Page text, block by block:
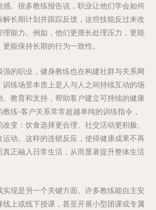
感。很多教练报告说，职业让他们学会如何
长期计划并跟踪反馈，这些技能反过来改
理能力。例如，他们更擅长处理压力，更能
能保持长期的行为一致性。
的职业，健身教练也在构建社群与关系网
练场景本质上是人与人之间持续互动的场
教育和支持，帮助客户建立可持续的健康
练-客户关系常常超越单纯的训练指令，
变：饮食选择更合理、社交活动更积极、
运动。这样的连锁反应，使得健康成果不再
真正融入日常生活，从而显著提升整体生活
现是另一个关键方面。许多教练能自主安
上或线下授课，甚至开展小型团课或专属